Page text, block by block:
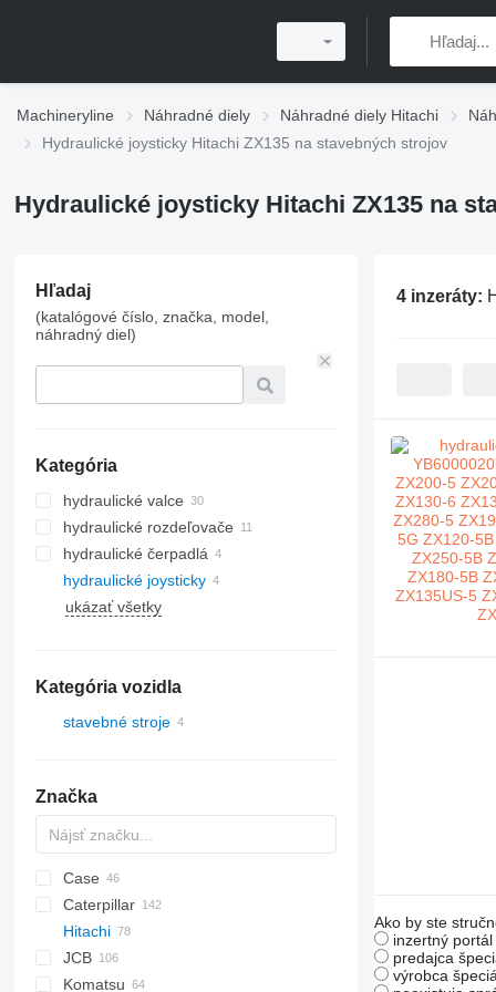
Machineryline Náhradné diely Náhradné diely Hitachi
Hydraulické joysticky Hitachi ZX135 na stavebných strojov
Hydraulické joysticky Hitachi ZX135 na
Hľadaj
(katalógové číslo, značka, model,
náhradný diel)
Kategória
hydraulické valce
hydraulické rozdeľovače
hydraulické čerpadlá
hydraulické joysticky
ukázať všetky
Kategória vozidla
stavebné stroje
Značka
AL
AS
AZ
AX
1304
1604
320
323
325
328
331
Case
580
590
621
788
Caterpillar
120
301
302
AC
DL
DX
AL
Hitachi
EX
EX60
KH
906
R-series
Robex
JCB
3CX
310 G
Komatsu
4 inzeráty:
Ako by ste
inzertný
predajca
výrobca